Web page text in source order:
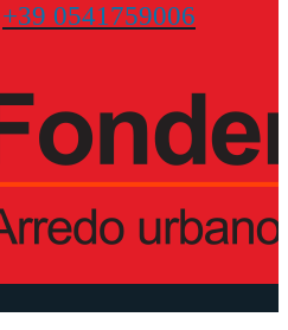
+39 0541759006